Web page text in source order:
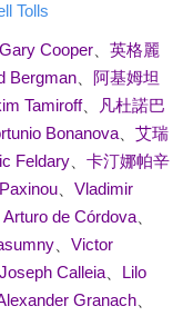
Tolls
Cooper、 英格麗
Bergman、 阿基姆坦
Tamiroff、
凡杜諾巴
Bonanova、 艾瑞
Feldary、 卡汀娜帕辛
、 Vladimir
Arturo de Córdova、
、 Victor
Joseph Calleia、 Lilo
Granach、